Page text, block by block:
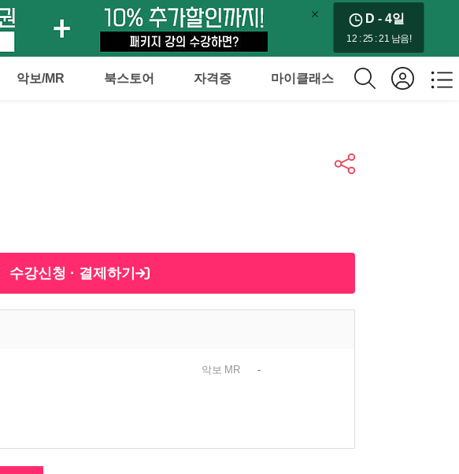
D - 4일
12 : 25 : 20 남음!
악보/MR 북스토어 자격증 마이클래스
수강신청 · 결제하기
악보 MR -